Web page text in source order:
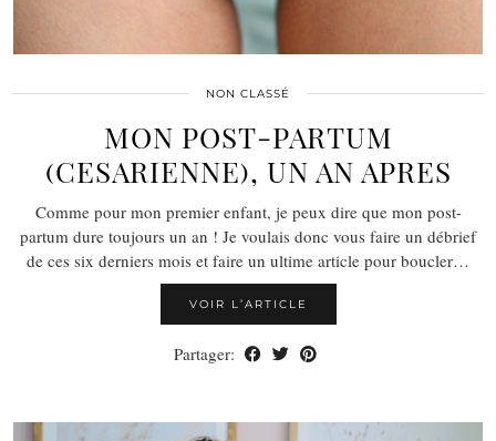
NON CLASSÉ
MON POST-PARTUM
(CESARIENNE), UN AN APRES
Comme pour mon premier enfant, je peux dire que mon post-
partum dure toujours un an ! Je voulais donc vous faire un débrief
de ces six derniers mois et faire un ultime article pour boucler…
VOIR L’ARTICLE
Partager: